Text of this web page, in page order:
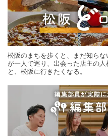
松阪のまちを歩くと、まだ知ら
が一人で巡り、出会った店主の
と、松阪に行きたくなる。